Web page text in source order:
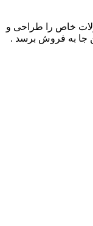
خاص را طراحی و
جا به فروش برسد .